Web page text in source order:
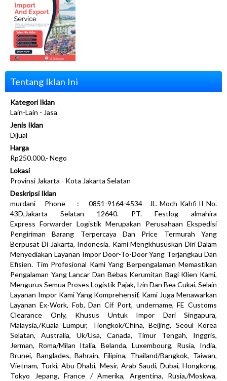
Tentang Iklan Ini
Kategori Iklan
Lain-Lain - Jasa
Jenis Iklan
Dijual
Harga
Rp250.000,- Nego
Lokasi
Provinsi Jakarta - Kota Jakarta Selatan
Deskripsi Iklan
murdani Phone : 0851-9164-4534 JL. Moch Kahfi II No.
43D,Jakarta Selatan 12640. PT. Festlog almahira
Express Forwarder Logistik Merupakan Perusahaan Ekspedisi
Pengiriman Barang Terpercaya Dan Price Termurah Yang
Berpusat Di Jakarta, Indonesia. Kami Mengkhususkan Diri Dalam
Menyediakan Layanan Impor Door-To-Door Yang Terjangkau Dan
Efisien. Tim Profesional Kami Yang Berpengalaman Memastikan
Pengalaman Yang Lancar Dan Bebas Kerumitan Bagi Klien Kami,
Mengurus Semua Proses Logistik Pajak, Izin Dan Bea Cukai. Selain
Layanan Impor Kami Yang Komprehensif, Kami Juga Menawarkan
Layanan Ex-Work, Fob, Dan Cif Port, undername, FE Customs
Clearance Only, Khusus Untuk Impor Dari Singapura,
Malaysia,/Kuala Lumpur, Tiongkok/China, Beijing, Seoul Korea
Selatan, Australia, Uk/Usa, Canada, Timur Tengah, Inggris,
Jerman, Roma/Milan Italia, Belanda, Luxembourg, Rusia, India,
Brunei, Banglades, Bahrain, Filipina, Thailand/Bangkok, Taiwan,
Vietnam, Turki, Abu Dhabi, Mesir, Arab Saudi, Dubai, Hongkong,
Tokyo Jepang, France / Amerika, Argentina, Rusia,/Moskwa,